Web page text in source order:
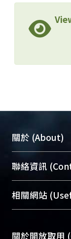
關於 (About)
臺大位居世界
展現本校豐碩
機構典藏（
台，成為臺大
成果。
聯絡資訊
總館學科館員
醫學圖書館學
Sciences
相關網站
關於開放取用